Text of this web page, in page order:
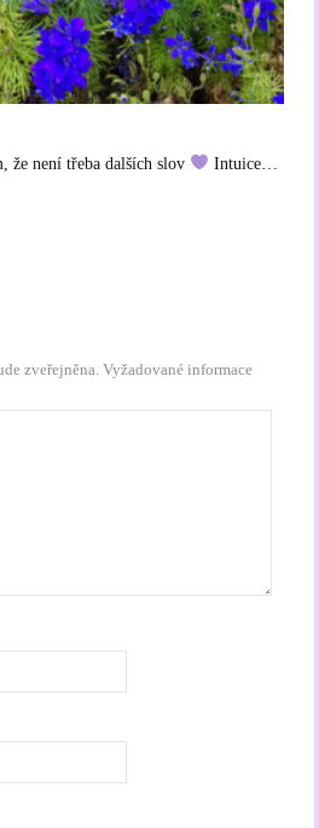
že není třeba dalších slov Intuice…
zveřejněna. Vyžadované informace